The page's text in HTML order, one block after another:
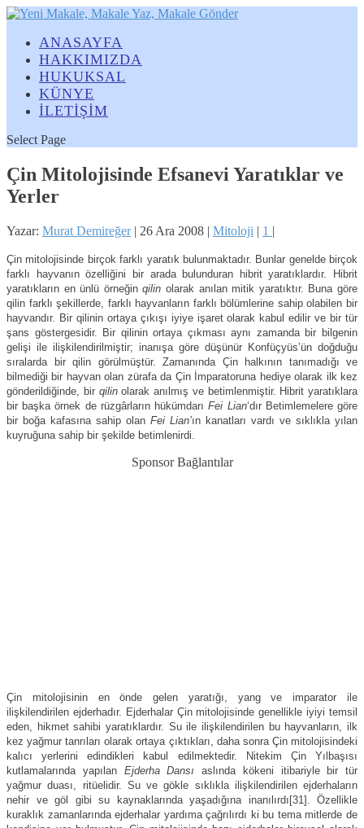
ANASAYFA
HAKKIMIZDA
HUKUKSAL
KÜNYE
İLETİŞİM
Select Page
Çin Mitolojisinde Efsanevi Yaratıklar ve
Yerler
Yazar: Murat Demireğer| 26 Ara 2008 | Mitoloji | 1 |
Çin mitolojisinde birçok farklı yaratık bulunmaktadır. Bunlar genelde birçok
farklı hayvanın özelliğini bir arada bulunduran hibrit yaratıklardır. Hibrit
yaratıkların en ünlü örneğinqilin olarak anılan mitik yaratıktır. Buna göre
qilin farklı şekillerde, farklı hayvanların farklı bölümlerine sahip olabilen bir
hayvandır. Bir qilinin ortaya çıkışı iyiye işaret olarak kabul edilir ve bir tür
şans göstergesidir. Bir qilinin ortaya çıkması aynı zamanda bir bilgenin
gelişi ile ilişkilendirilmiştir; inanışa göre düşünür Konfüçyüs’ün doğduğu
sıralarda bir qilin görülmüştür. Zamanında Çin halkının tanımadığı ve
bilmediği bir hayvan olan zürafa da Çin İmparatoruna hediye olarak ilk kez
gönderildiğinde, bir qilinolarak anılmış ve betimlenmiştir. Hibrit yaratıklara
bir başka örnek de rüzgârların hükümdarıFei Lian‘dır Betimlemelere göre
bir boğa kafasına sahip olan Fei Lian’ın kanatları vardı ve sıklıkla yılan
kuyruğuna sahip bir şekilde betimlenirdi.
Sponsor Bağlantılar
Çin mitolojisinin en önde gelen yaratığı, yang ve imparator ile
ilişkilendirilen ejderhadır. Ejderhalar Çin mitolojisinde genellikle iyiyi temsil
eden, hikmet sahibi yaratıklardır. Su ile ilişkilendirilen bu hayvanların, ilk
kez yağmur tanrıları olarak ortaya çıktıkları, daha sonra Çin mitolojisindeki
kalıcı yerlerini edindikleri kabul edilmektedir. Nitekim Çin Yılbaşısı
kutlamalarında yapılan Ejderha Dansı aslında kökeni itibariyle bir tür
yağmur duası, ritüelidir. Su ve gökle sıklıkla ilişkilendirilen ejderhaların
nehir ve göl gibi su kaynaklarında yaşadığına inanılırdı[31]. Özellikle
kuraklık zamanlarında ejderhalar yardıma çağrılırdı ki bu tema mitlerde de